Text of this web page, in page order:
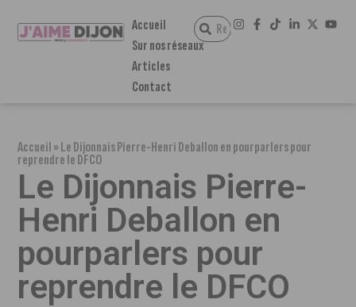
Accueil
Sur nos réseaux
Articles
Contact
Accueil»Le Dijonnais Pierre-Henri Deballon en pourparlers pour
reprendre le DFCO
Le Dijonnais Pierre-
Henri Deballon en
pourparlers pour
reprendre le DFCO